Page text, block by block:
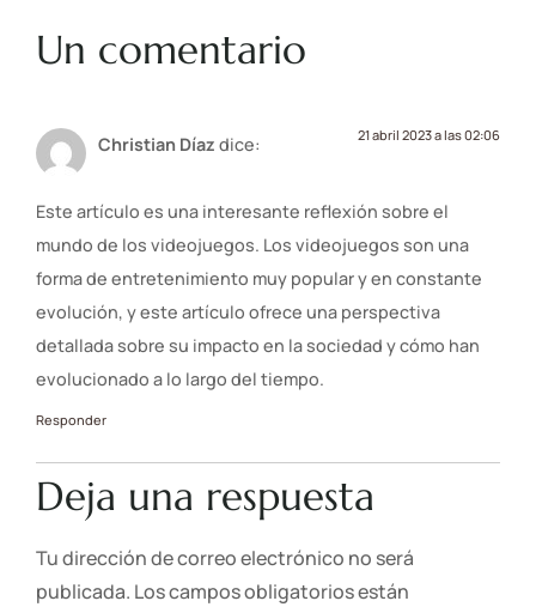
Un comentario
Christian Díaz dice: 21 abril 2023 a las 02:06
Este artículo es una interesante reflexión sobre el
mundo de los videojuegos. Los videojuegos son una
forma de entretenimiento muy popular y en constante
evolución, y este artículo ofrece una perspectiva
detallada sobre su impacto en la sociedad y cómo han
evolucionado a lo largo del tiempo.
Responder
Deja una respuesta
Tu dirección de correo electrónico no será
publicada. Los campos obligatorios están